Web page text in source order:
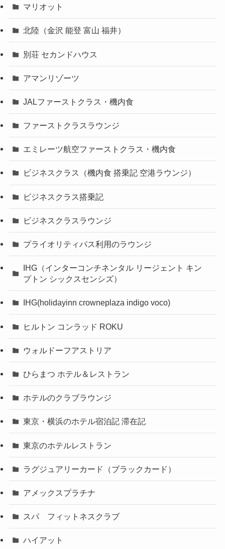
マリオット
北陸（金沢 能登 富山 福井）
別荘 セカンドハウス
アマンリゾーツ
JALファーストクラス・機内食
ファーストクラスラウンジ
エミレーツ航空ファーストクラス・機内食
ビジネスクラス（機内食 搭乗記 空港ラウンジ）
ビジネスクラス搭乗記
ビジネスクラスラウンジ
プライオリティパス利用のラウンジ
IHG（インターコンチネンタル リージェント キン
プトン シックスセンシズ）
IHG(holidayinn crowneplaza indigo voco)
ヒルトン コンラッド ROKU
ウォルドーフアストリア
ひらまつ ホテル＆レストラン
ホテルのクラブラウンジ
東京・横浜のホテル宿泊記 滞在記
東京のホテルレストラン
ラグジュアリーカード（ブラックカード）
アメックスプラチナ
スパ フィットネスクラブ
ハイアット